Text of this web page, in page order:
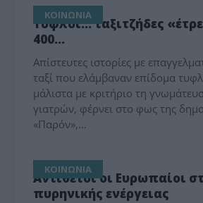
ΚΟΙΝΩΝΙΑ
Τυφλοί… ταξιτζήδες
400…
Απίστευτες ιστορίες με
ταξί που ελάμβαναν επίδομα
μάλιστα με κριτήριο τη
γιατρών, φέρνει στο φως της
«Παρόν»,…
ΚΟΙΝΩΝΙΑ
Αντίθετοι οι Ευρωπαίοι
πυρηνικής ενέργειας